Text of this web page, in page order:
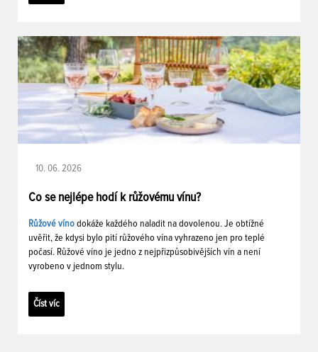
10. 06. 2026
Co se nejlépe hodí k růžovému vínu?
Růžové víno dokáže každého naladit na dovolenou. Je obtížné
uvěřit, že kdysi bylo pití růžového vína vyhrazeno jen pro teplé
počasí. Růžové víno je jedno z nejpřizpůsobivějších vín a není
vyrobeno v jednom stylu.
Číst víc